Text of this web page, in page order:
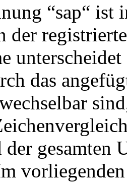
“sap“ ist
der
das
gesamten